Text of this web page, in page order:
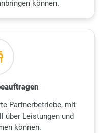
können.
Partnerbetriebe, mit
über Leistungen und
können.